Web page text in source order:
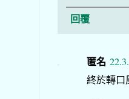
回覆
匿名
終於轉口